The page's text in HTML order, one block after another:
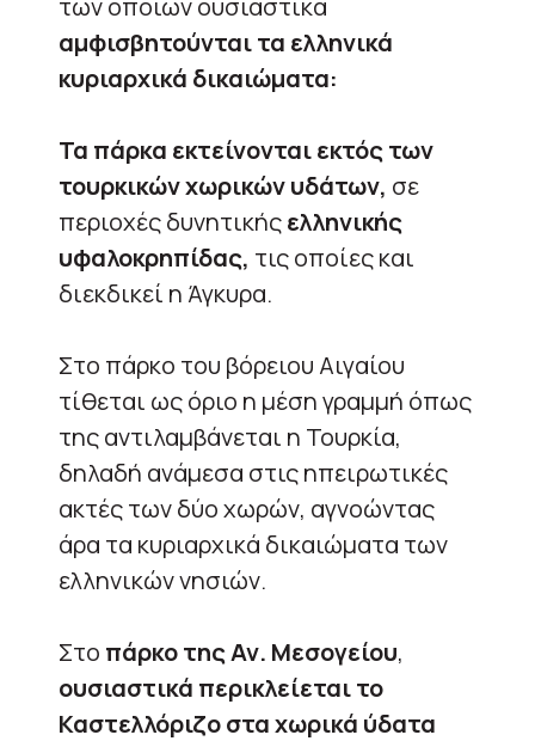
των οποίων ουσιαστικά
αμφισβητούνται τα ελληνικά
κυριαρχικά δικαιώματα:
Τα πάρκα εκτείνονται εκτός των
τουρκικών χωρικών υδάτων, σε
περιοχές δυνητικήςελληνικής
υφαλοκρηπίδας, τις οποίες και
διεκδικεί η Άγκυρα.
Στο πάρκο του βόρειου Αιγαίου
τίθεται ως όριο η μέση γραμμή όπως
της αντιλαμβάνεται η Τουρκία,
δηλαδή ανάμεσα στις ηπειρωτικές
ακτές των δύο χωρών, αγνοώντας
άρα τα κυριαρχικά δικαιώματα των
ελληνικών νησιών.
Στο πάρκο της Αν. Μεσογείου,
ουσιαστικά περικλείεται το
Καστελλόριζο στα χωρικά ύδατα